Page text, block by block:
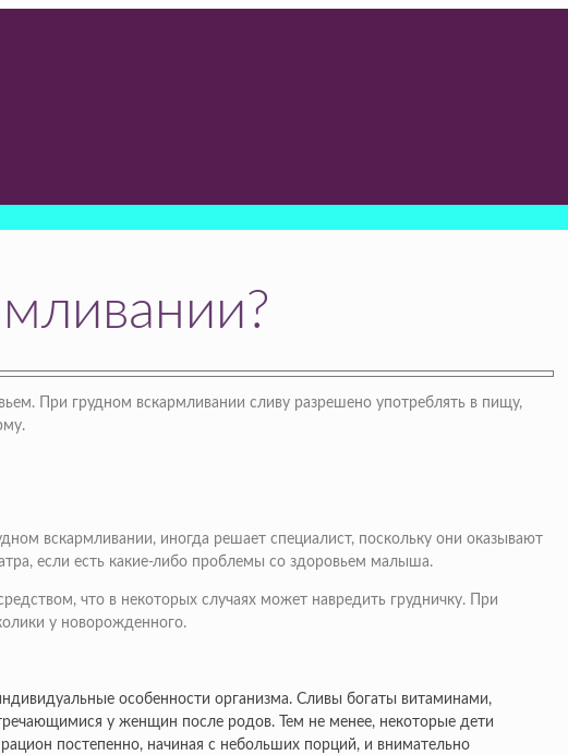
При грудном вскармливании сливу разрешено употреблять в пищу,
вскармливании, иногда решает специалист, поскольку они оказывают
если есть какие-либо проблемы со здоровьем малыша.
что в некоторых случаях может навредить грудничку. При
у новорожденного.
особенности организма. Сливы богаты витаминами,
у женщин после родов. Тем не менее, некоторые дети
постепенно, начиная с небольших порций, и внимательно